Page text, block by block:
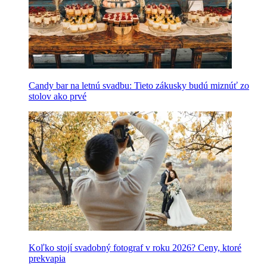
Candy bar na letnú svadbu: Tieto zákusky budú miznúť zo
stolov ako prvé
Koľko stojí svadobný fotograf v roku 2026? Ceny, ktoré
prekvapia